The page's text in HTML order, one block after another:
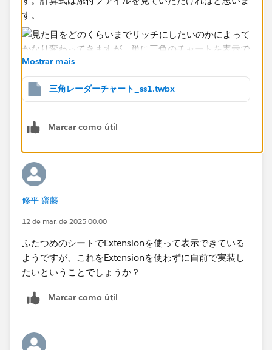
す。
Mostrar mais
三角レーダーチャート_ss1.twbx
Marcar como útil
修平 齋藤
12 de mar. de 2025 00:00
ふたつめのシートでExtensionを使って表示できている
ようですが、これをExtensionを使わずに自前で実装し
たいということでしょうか？
Marcar como útil